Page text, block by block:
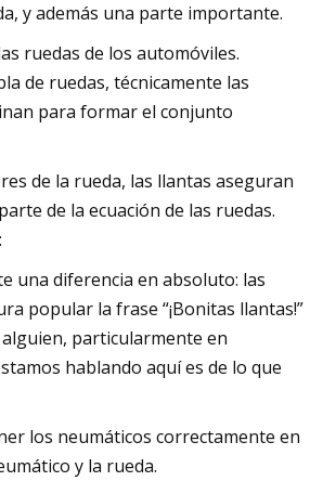
y además una parte importante.
ruedas de los automóviles.
de ruedas, técnicamente las
para formar el conjunto
de la rueda, las llantas aseguran
de la ecuación de las ruedas.
una diferencia en absoluto: las
popular la frase “¡Bonitas llantas!”
particularmente en
hablando aquí es de lo que
los neumáticos correctamente en
y la rueda.